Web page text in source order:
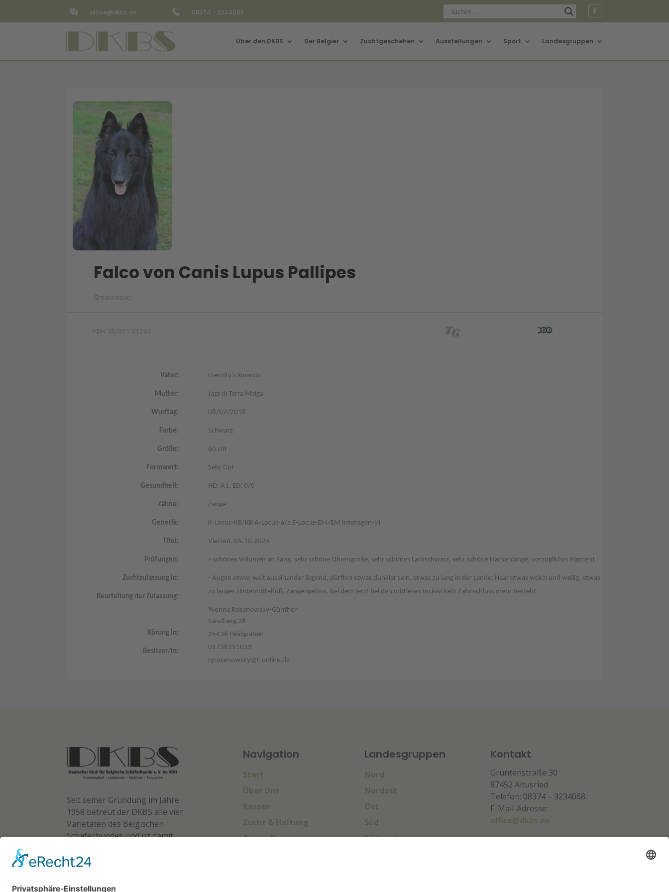
office@dkbs.de 08374 - 3234068
Über den DKBS Der Belgier Zuchtgeschehen Ausstellungen Sport Landesgruppen
Falco von Canis Lupus Pallipes
Groenendael
VDH 18/071 01244
Vater:
Mutter:
Wurftag:
Farbe:
Größe:
Formwert:
Gesundheit:
Zähne:
Genetik:
Titel:
Prüfungen:
Zuchtzulassung in:
Beurteilung der Zulassung:
Körung in:
Besitzer/in:
Eternity's Kwando
Jazz di Terra Meiga
08/07/2018
Schwarz
60 cm
Sehr Gut
HD: A1, ED: 0/0
Zange
K-Locus-KB/KB A-Locus-a/a E-Locus-EM/EM Intensgen-i/i
Viersen, 05.10.2025
+ schönes Volumen im Fang, sehr schöne Ohrengröße, sehr schönes Lackschwarz, sehr schöne Nackenlänge, vorzügliches Pigment
- Augen etwas weit auseinander liegend, dürften etwas dunkler sein, etwas zu lang in der Lende, Haar etwas weich und wellig, etwas
zu langer Hintermittelfuß, Zangengebiss, bei dem jetzt bei den mittleren Incisivi kein Zahnschluss mehr besteht
Yvonne Rosenowsky-Günther
Sandberg 28
25436 Heidgraben
01738191039
ryrosenowsky@t-online.de
Seit seiner Gründung im Jahre
1958 betreut der DKBS alle vier
Varietäten des Belgischen
Schäferhundes und ist damit
Zuchtbuch führende Verband
Navigation
Start
Über Uns
Rassen
Zucht & Haltung
Ausstellungen
Landesgruppen
Nord
Nordost
Ost
Süd
Südwest
Kontakt
Grüntenstraße 30
87452 Altusried
Telefon: 08374 – 3234068
E-Mail-Adresse:
office@dkbs.de